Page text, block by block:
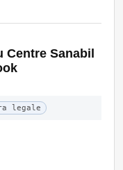
Centre Sanabil
legale